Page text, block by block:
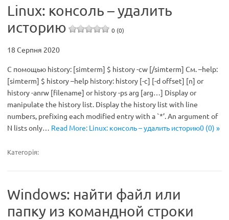
Linux: консоль – удалить
историю
0 (0)
18 Серпня 2020
С помощью history: [simterm] $ history -cw [/simterm] См. –help:
[simterm] $ history –help history: history [-c] [-d offset] [n] or
history -anrw [filename] or history -ps arg [arg…] Display or
manipulate the history list. Display the history list with line
numbers, prefixing each modified entry with a `*’. An argument of
N lists only… Read More: Linux: консоль – удалить историю0 (0) »
Категорія:
Windows: найти файл или
папку из командной строки